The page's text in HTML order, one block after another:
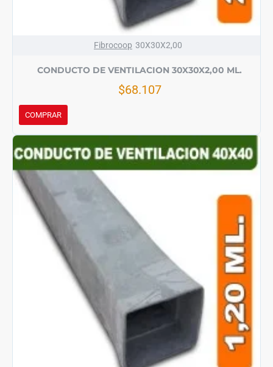
Fibrocoop 30X30X2,00
CONDUCTO DE VENTILACION 30X30X2,00 ML.
$68.107
COMPRAR